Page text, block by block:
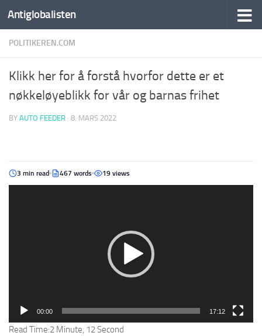
Antiglobalisten
POLITIKEREN.COM
Klikk her for å forstå hvorfor dette er et
nøkkeløyeblikk for vår og barnas frihet
BY AUTO FEEDER · 8. MARS 2022
3 min read 467 words 19 views
00:00 17:12
Read Time:2 Minute, 12 Second